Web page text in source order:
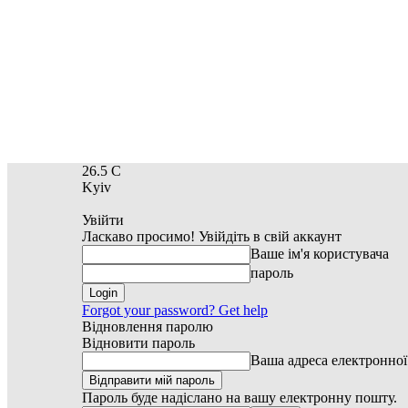
26.5 C
Kyiv
Увійти
Ласкаво просимо! Увійдіть в свій аккаунт
Ваше ім'я користувача
пароль
Forgot your password? Get help
Відновлення паролю
Відновити пароль
Ваша адреса
Пароль буде надіслано на вашу електронну пошту.